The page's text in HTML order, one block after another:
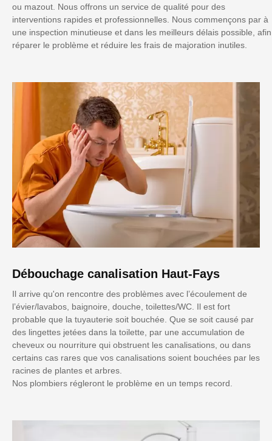
ou mazout. Nous offrons un service de qualité pour des
interventions rapides et professionnelles. Nous commençons par à
une inspection minutieuse et dans les meilleurs délais possible, afin
réparer le problème et réduire les frais de majoration inutiles.
Débouchage canalisation Haut-Fays
Il arrive qu'on rencontre des problèmes avec l’écoulement de
l’évier/lavabos, baignoire, douche, toilettes/WC. Il est fort
probable que la tuyauterie soit bouchée. Que se soit causé par
des lingettes jetées dans la toilette, par une accumulation de
cheveux ou nourriture qui obstruent les canalisations, ou dans
certains cas rares que vos canalisations soient bouchées par les
racines de plantes et arbres.
Nos plombiers régleront le problème en un temps record.